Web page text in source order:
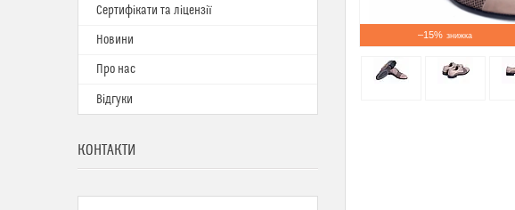
–15%
Сертифікати та ліцензії
Новини
Про нас
Відгуки
КОНТАКТИ